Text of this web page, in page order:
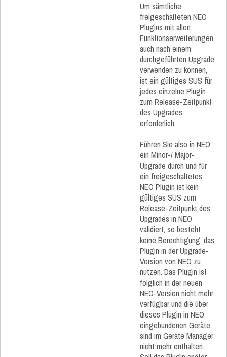
Um sämtliche
freigeschalteten NEO
Plugins mit allen
Funktionserweiterungen
auch nach einem
durchgeführten Upgrade
verwenden zu können,
ist ein gültiges SUS für
jedes einzelne Plugin
zum Release-Zeitpunkt
des Upgrades
erforderlich.
Führen Sie also in NEO
ein Minor-/ Major-
Upgrade durch und für
ein freigeschaltetes
NEO Plugin ist kein
gültiges SUS zum
Release-Zeitpunkt des
Upgrades in NEO
validiert, so besteht
keine Berechtigung, das
Plugin in der Upgrade-
Version von NEO zu
nutzen. Das Plugin ist
folglich in der neuen
NEO-Version nicht mehr
verfügbar und die über
dieses Plugin in NEO
eingebundenen Geräte
sind im Geräte Manager
nicht mehr enthalten.